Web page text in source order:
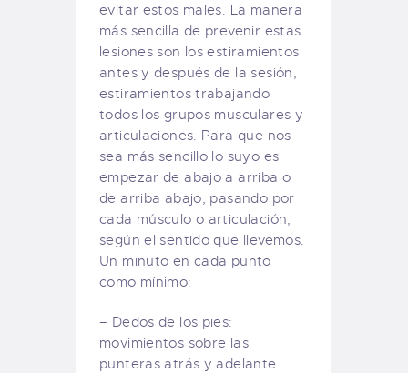
evitar estos males. La manera
más sencilla de prevenir estas
lesiones son los estiramientos
antes y después de la sesión,
estiramientos trabajando
todos los grupos musculares y
articulaciones. Para que nos
sea más sencillo lo suyo es
empezar de abajo a arriba o
de arriba abajo, pasando por
cada músculo o articulación,
según el sentido que llevemos.
Un minuto en cada punto
como mínimo:
– Dedos de los pies:
movimientos sobre las
punteras atrás y adelante.